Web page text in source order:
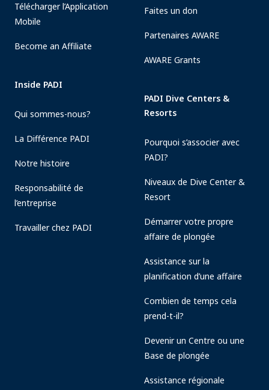
Télécharger l’Application
Mobile
Become an Affiliate
Inside PADI
Qui sommes-nous?
La Différence PADI
Notre histoire
Responsabilité de
l’entreprise
Travailler chez PADI
Faites un don
Partenaires AWARE
AWARE Grants
PADI Dive Centers &
Resorts
Pourquoi s’associer avec
PADI?
Niveaux de Dive Center &
Resort
Démarrer votre propre
affaire de plongée
Assistance sur la
planification d’une affaire
Combien de temps cela
prend-t-il?
Devenir un Centre ou une
Base de plongée
Assistance régionale